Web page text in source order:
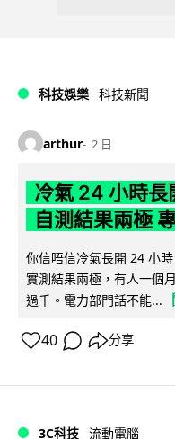
科技娛樂 科技新聞
arthur 2 日
冷氣 24 小時長
自測結果兩極
你信唔信冷氣長開 24 小
實測結果兩極，有人一個
過千。電力部門話不能...
40 分享
3C科技 流動電腦